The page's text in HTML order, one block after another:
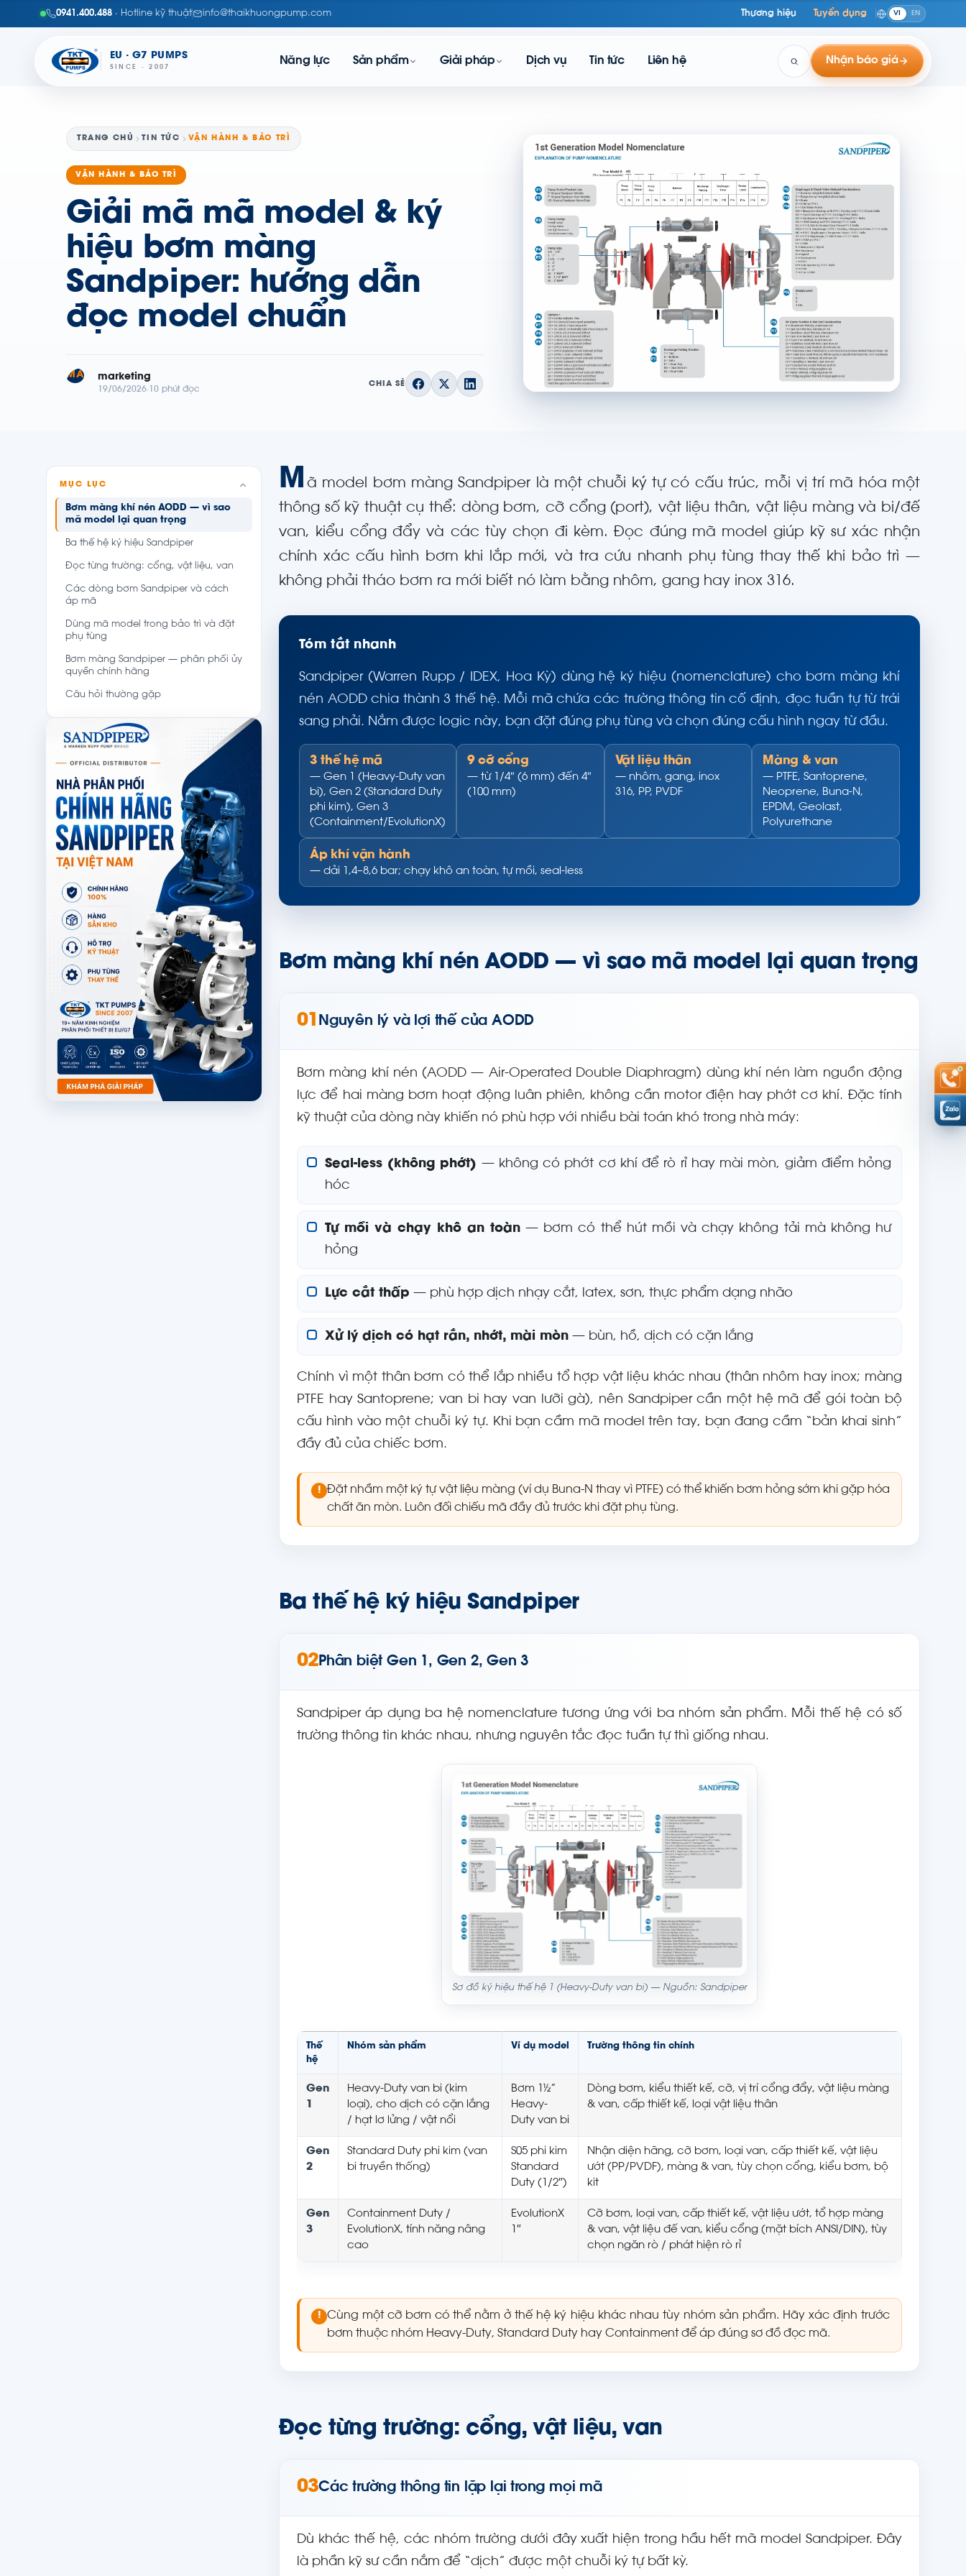
0941.400.488 · Hotline kỹ thuật info@thaikhuongpump.com Thương hiệu Tuyển dụng VI EN
EU · G7 PUMPS
SINCE · 2007
Năng lực Sản phẩm Giải pháp Dịch vụ Tin tức Liên hệ Nhận báo giá
TRANG CHỦ TIN TỨC VẬN HÀNH & BẢO TRÌ
VẬN HÀNH & BẢO TRÌ
Giải mã mã model & ký
hiệu bơm màng
Sandpiper: hướng dẫn
đọc model chuẩn
MA marketing
19/06/2026 10 phút đọc
CHIA SẺ
MỤC LỤC
Bơm màng khí nén AODD — vì sao
mã model lại quan trọng
Ba thế hệ ký hiệu Sandpiper
Đọc từng trường: cổng, vật liệu, van
Các dòng bơm Sandpiper và cách
áp mã
Dùng mã model trong bảo trì và đặt
phụ tùng
Bơm màng Sandpiper — phân phối ủy
quyền chính hãng
Câu hỏi thường gặp
M ã model bơm màng Sandpiper là một chuỗi ký tự có cấu trúc, mỗi vị trí mã hóa một
thông số kỹ thuật cụ thể: dòng bơm, cỡ cổng (port), vật liệu thân, vật liệu màng và bi/đế
van, kiểu cổng đẩy và các tùy chọn đi kèm. Đọc đúng mã model giúp kỹ sư xác nhận
chính xác cấu hình bơm khi lắp mới, và tra cứu nhanh phụ tùng thay thế khi bảo trì —
không phải tháo bơm ra mới biết nó làm bằng nhôm, gang hay inox 316.
Tóm tắt nhanh
Sandpiper (Warren Rupp / IDEX, Hoa Kỳ) dùng hệ ký hiệu (nomenclature) cho bơm màng khí
nén AODD chia thành 3 thế hệ. Mỗi mã chứa các trường thông tin cố định, đọc tuần tự từ trái
sang phải. Nắm được logic này, bạn đặt đúng phụ tùng và chọn đúng cấu hình ngay từ đầu.
3 thế hệ mã
— Gen 1 (Heavy-Duty van
bi), Gen 2 (Standard Duty
phi kim), Gen 3
(Containment/EvolutionX)
9 cỡ cổng
— từ 1/4″ (6 mm) đến 4″
(100 mm)
Vật liệu thân
— nhôm, gang, inox
316, PP, PVDF
Màng & van
— PTFE, Santoprene,
Neoprene, Buna-N,
EPDM, Geolast,
Polyurethane
Áp khí vận hành
— dải 1,4–8,6 bar; chạy khô an toàn, tự mồi, seal-less
Bơm màng khí nén AODD — vì sao mã model lại quan trọng
01 Nguyên lý và lợi thế của AODD
Bơm màng khí nén (AODD — Air-Operated Double Diaphragm) dùng khí nén làm nguồn động
lực để hai màng bơm hoạt động luân phiên, không cần motor điện hay phớt cơ khí. Đặc tính
kỹ thuật của dòng này khiến nó phù hợp với nhiều bài toán khó trong nhà máy:
Seal-less (không phớt) — không có phớt cơ khí để rò rỉ hay mài mòn, giảm điểm hỏng
hóc
Tự mồi và chạy khô an toàn— bơm có thể hút mồi và chạy không tải mà không hư
hỏng
Lực cắt thấp — phù hợp dịch nhạy cắt, latex, sơn, thực phẩm dạng nhão
Xử lý dịch có hạt rắn, nhớt, mài mòn — bùn, hồ, dịch có cặn lắng
Chính vì một thân bơm có thể lắp nhiều tổ hợp vật liệu khác nhau (thân nhôm hay inox; màng
PTFE hay Santoprene; van bi hay van lưỡi gà), nên Sandpiper cần một hệ mã để gói toàn bộ
cấu hình vào một chuỗi ký tự. Khi bạn cầm mã model trên tay, bạn đang cầm “bản khai sinh”
đầy đủ của chiếc bơm.
!
Đặt nhầm một ký tự vật liệu màng (ví dụ Buna-N thay vì PTFE) có thể khiến bơm hỏng sớm khi gặp hóa
chất ăn mòn. Luôn đối chiếu mã đầy đủ trước khi đặt phụ tùng.
Ba thế hệ ký hiệu Sandpiper
02Phân biệt Gen 1, Gen 2, Gen 3
Sandpiper áp dụng ba hệ nomenclature tương ứng với ba nhóm sản phẩm. Mỗi thế hệ có số
trường thông tin khác nhau, nhưng nguyên tắc đọc tuần tự thì giống nhau.
Sơ đồ ký hiệu thế hệ 1 (Heavy-Duty van bi) — Nguồn: Sandpiper
Thế
hệ
Nhóm sản phẩm Ví dụ model Trường thông tin chính
Gen
Heavy-Duty van bi (kim
loại), cho dịch có cặn lắng
/ hạt lơ lửng / vật nổi
Bơm 1½”
Heavy-
Duty van bi
Dòng bơm, kiểu thiết kế, cỡ, vị trí cổng đẩy, vật liệu màng
& van, cấp thiết kế, loại vật liệu thân
Gen
2
Standard Duty phi kim (van
bi truyền thống)
S05 phi kim
Standard
Duty (1/2″)
Nhận diện hãng, cỡ bơm, loại van, cấp thiết kế, vật liệu
ướt (PP/PVDF), màng & van, tùy chọn cổng, kiểu bơm, bộ
kit
Gen
3
Containment Duty /
EvolutionX, tính năng nâng
cao
EvolutionX
1″
Cỡ bơm, loại van, cấp thiết kế, vật liệu ướt, tổ hợp màng
& van, vật liệu đế van, kiểu cổng (mặt bích ANSI/DIN), tùy
chọn ngăn rò / phát hiện rò rỉ
!
Cùng một cỡ bơm có thể nằm ở thế hệ ký hiệu khác nhau tùy nhóm sản phẩm. Hãy xác định trước
bơm thuộc nhóm Heavy-Duty, Standard Duty hay Containment để áp đúng sơ đồ đọc mã.
Đọc từng trường: cổng, vật liệu, van
03Các trường thông tin lặp lại trong mọi mã
Dù khác thế hệ, các nhóm trường dưới đây xuất hiện trong hầu hết mã model Sandpiper. Đây
là phần kỹ sư cần nắm để “dịch” được một chuỗi ký tự bất kỳ.